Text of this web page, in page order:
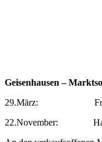
Geisenhausen –
29.März:
22.November: